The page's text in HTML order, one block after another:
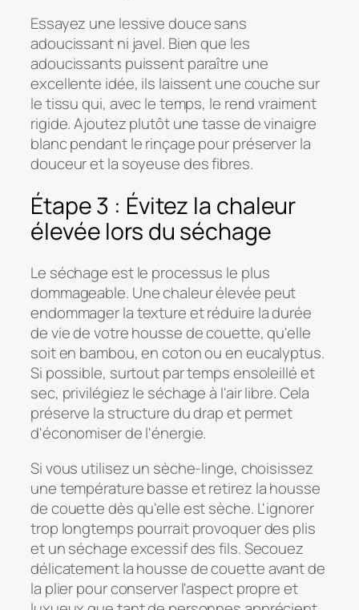
Essayez une lessive douce sans
adoucissant ni javel. Bien que les
adoucissants puissent paraître une
excellente idée, ils laissent une couche sur
le tissu qui, avec le temps, le rend vraiment
rigide. Ajoutez plutôt une tasse de vinaigre
blanc pendant le rinçage pour préserver la
douceur et la soyeuse des fibres.
Étape 3 : Évitez la chaleur
élevée lors du séchage
Le séchage est le processus le plus
dommageable. Une chaleur élevée peut
endommager la texture et réduire la durée
de vie de votre housse de couette, qu'elle
soit en bambou, en coton ou en eucalyptus.
Si possible, surtout par temps ensoleillé et
sec, privilégiez le séchage à l'air libre. Cela
préserve la structure du drap et permet
d'économiser de l'énergie.
Si vous utilisez un sèche-linge, choisissez
une température basse et retirez la housse
de couette dès qu'elle est sèche. L'ignorer
trop longtemps pourrait provoquer des plis
et un séchage excessif des fils. Secouez
délicatement la housse de couette avant de
la plier pour conserver l'aspect propre et